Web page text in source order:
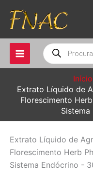
para
conteúdo
Pesquisar
produtos
Início
Extrato Líquido de
Florescimento
Extrato Líquido de
Florescimento Herb
Sistema Endócrino -